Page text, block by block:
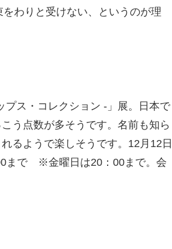
わりと受けない、というのが理
プス・コレクション -」展。日本で
う点数が多そうです。名前も知ら
るようで楽しそうです。12月12日
まで ※金曜日は20：00まで。会